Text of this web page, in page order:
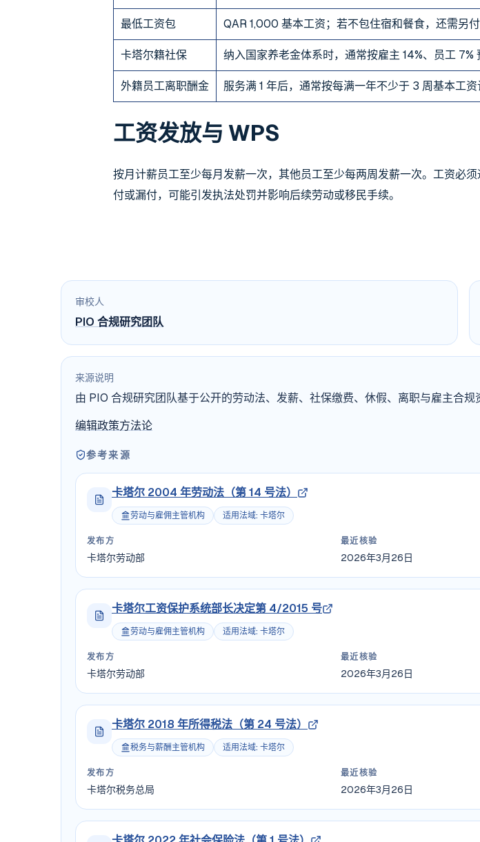
最低工资包 QAR 1,000 基本工资；若不包住宿和餐食，还需另
卡塔尔籍社保 纳入国家养老金体系时，通常按雇主 14%、员工 7%
外籍员工离职酬金 服务满 1 年后，通常按每满一年不少于 3 周基本工资
工资发放与 WPS
按月计薪员工至少每月发薪一次，其他员工至少每两周发薪一次。工资必
付或漏付，可能引发执法处罚并影响后续劳动或移民手续。
审校人
PIO 合规研究团队
来源说明
由 PIO 合规研究团队基于公开的劳动法、发薪、社保缴费、休假、离职与雇主合规
编辑政策方法论
参考来源
卡塔尔 2004 年劳动法（第 14 号法）
劳动与雇佣主管机构 适用法域: 卡塔尔
发布方
卡塔尔劳动部
最近核验
2026年3月26日
卡塔尔工资保护系统部长决定第 4/2015 号
劳动与雇佣主管机构 适用法域: 卡塔尔
发布方
卡塔尔劳动部
最近核验
2026年3月26日
卡塔尔 2018 年所得税法（第 24 号法）
税务与薪酬主管机构 适用法域: 卡塔尔
发布方
卡塔尔税务总局
最近核验
2026年3月26日